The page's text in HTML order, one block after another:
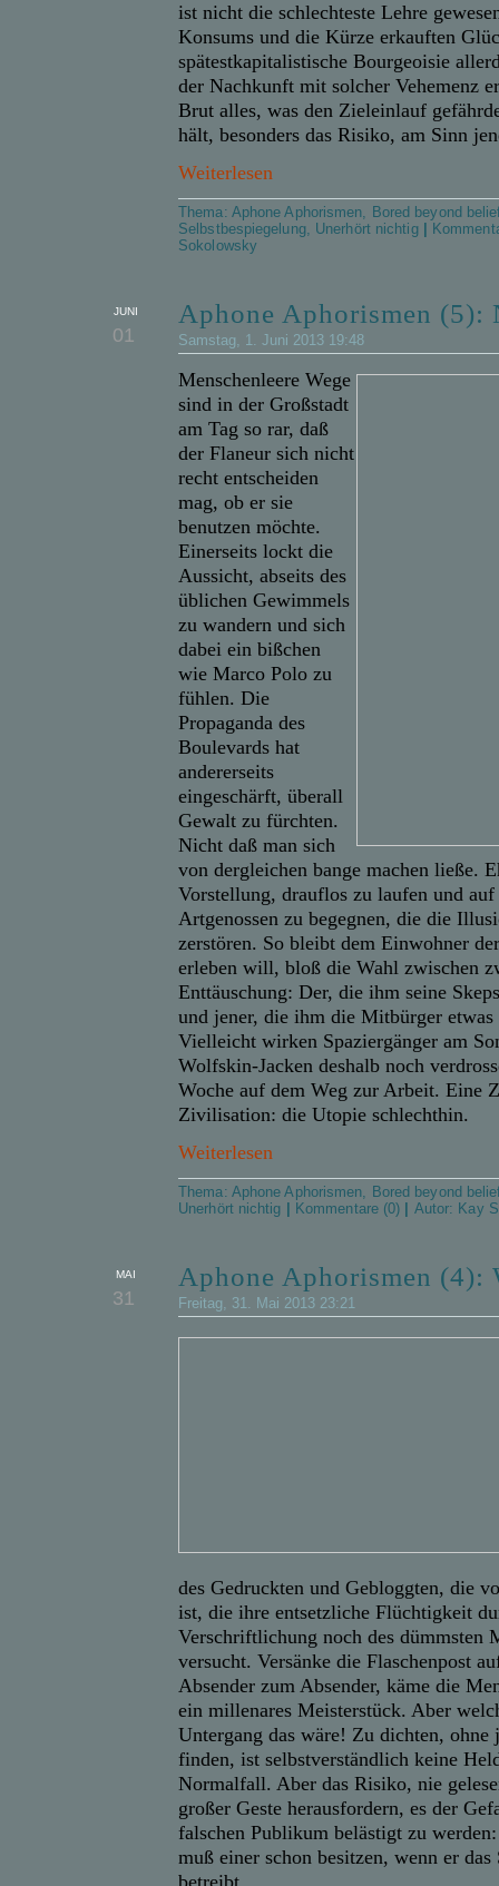
ist nicht die schlechteste Lehre
Konsums und die Kürze erkauften
spätestkapitalistische Bourgeoisie
der Nachkunft mit solcher Vehemenz
Brut alles, was den Zieleinlauf
hält, besonders das Risiko, am Sinn
Weiterlesen
Thema: Aphone Aphorismen, Bored beyond
Selbstbespiegelung, Unerhört nichtig
Sokolowsky
JUNI
01
Aphone Aphorismen (5):
Samstag, 1. Juni 2013 19:48
Menschenleere Wege
sind in der Großstadt
am Tag so rar, daß
der Flaneur sich nicht
recht entscheiden
mag, ob er sie
benutzen möchte.
Einerseits lockt die
Aussicht, abseits des
üblichen Gewimmels
zu wandern und sich
dabei ein bißchen
wie Marco Polo zu
fühlen. Die
Propaganda des
Boulevards hat
andererseits
eingeschärft, überall
Gewalt zu fürchten.
Nicht daß man sich
von dergleichen bange machen ließe.
Vorstellung, drauflos zu laufen und auf
Artgenossen zu begegnen, die die
zerstören. So bleibt dem Einwohner
erleben will, bloß die Wahl zwischen
Enttäuschung: Der, die ihm seine
und jener, die ihm die Mitbürger etwas
Vielleicht wirken Spaziergänger am
Wolfskin-Jacken deshalb noch
Woche auf dem Weg zur Arbeit. Eine
Zivilisation: die Utopie schlechthin.
Weiterlesen
Thema: Aphone Aphorismen, Bored beyond
Unerhört nichtig
Kommentare (0) Autor: Kay
MAI
31
Aphone Aphorismen (4):
Freitag, 31. Mai 2013 23:21
des Gedruckten und Gebloggten, die
ist, die ihre entsetzliche Flüchtigkeit
Verschriftlichung noch des dümmsten
versucht. Versänke die Flaschenpost
Absender zum Absender, käme die
ein millenares Meisterstück. Aber
Untergang das wäre! Zu dichten, ohne
finden, ist selbstverständlich keine
Normalfall. Aber das Risiko, nie
großer Geste herausfordern, es der
falschen Publikum belästigt zu
muß einer schon besitzen, wenn er das
betreibt.